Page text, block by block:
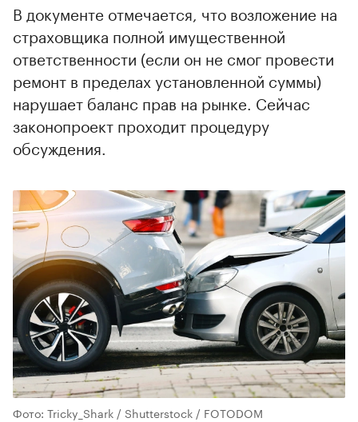
В документе отмечается, что возложение на
страховщика полной имущественной
ответственности (если он не смог провести
ремонт в пределах установленной суммы)
нарушает баланс прав на рынке. Сейчас
законопроект проходит процедуру
обсуждения.
Фото: Tricky_Shark / Shutterstock / FOTODOM